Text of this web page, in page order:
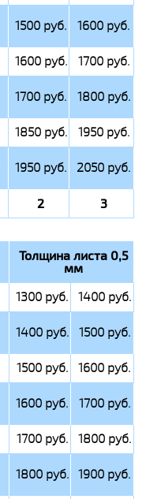
1500 руб. 1600 руб.
1600 руб.
1700 руб.
1700 руб. 1800 руб.
1850 руб.
1950 руб.
1950 руб. 2050 руб.
2 3
Толщина листа 0,5
мм
1300 руб.
1400 руб.
1400 руб. 1500 руб.
1500 руб.
1600 руб.
1600 руб. 1700 руб.
1700 руб.
1800 руб.
1800 руб. 1900 руб.